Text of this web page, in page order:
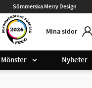
Sömmerska Merry Design
Mina sidor
Mönster Nyheter